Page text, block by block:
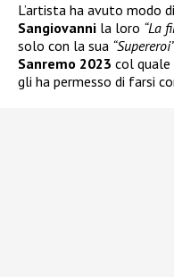
L’artista ha avuto modo
Sangiovanni la loro “La
solo con la sua “Supereroi”
Sanremo 2023 col
gli ha permesso di farsi